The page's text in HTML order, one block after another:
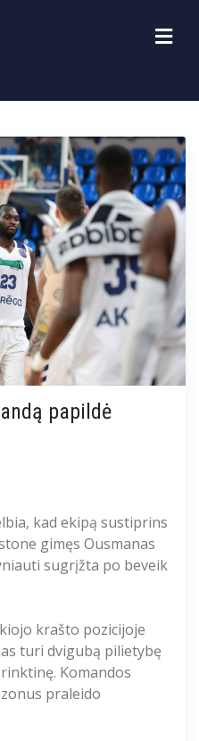
papildė
kad ekipą sustiprins
gimęs Ousmanas
sugrįžta po beveik
krašto pozicijoje
s turi dvigubą pilietybę
Komandos
praleido